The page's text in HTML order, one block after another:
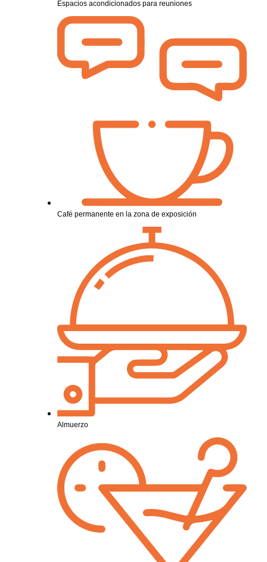
Espacios acondicionados para reuniones
Café permanente en la zona de exposición
Almuerzo